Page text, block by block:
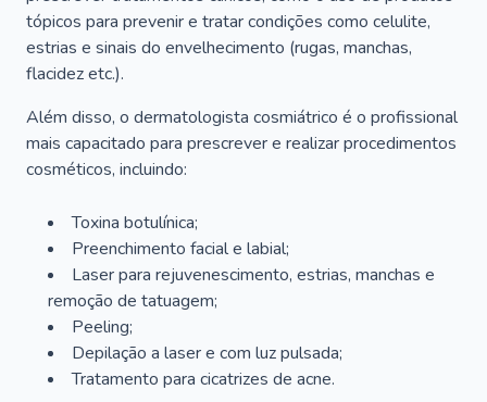
tópicos para prevenir e tratar condições como celulite,
estrias e sinais do envelhecimento (rugas, manchas,
flacidez etc.).
Além disso, o dermatologista cosmiátrico é o profissional
mais capacitado para prescrever e realizar procedimentos
cosméticos, incluindo:
Toxina botulínica;
Preenchimento facial e labial;
Laser para rejuvenescimento, estrias, manchas e
remoção de tatuagem;
Peeling;
Depilação a laser e com luz pulsada;
Tratamento para cicatrizes de acne.